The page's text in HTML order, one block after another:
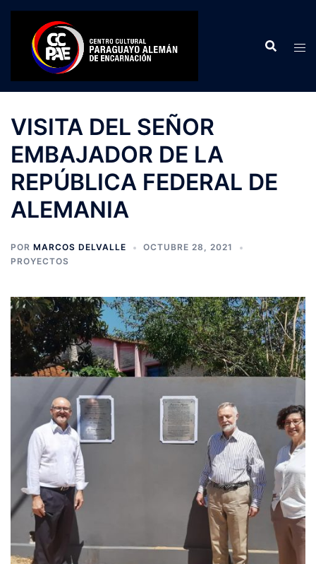
Saltar
contenido
VISITA DEL SEÑOR
EMBAJADOR DE LA
REPÚBLICA FEDERAL DE
ALEMANIA
POR MARCOS DELVALLE
OCTUBRE 28, 2021
PROYECTOS